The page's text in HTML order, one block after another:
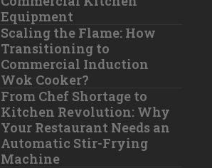
Equipment
Scaling the Flame: How
Transitioning to
Commercial Induction
Wok Cooker?
From Chef Shortage to
Kitchen Revolution: Why
Your Restaurant Needs an
Automatic Stir-Frying
Machine